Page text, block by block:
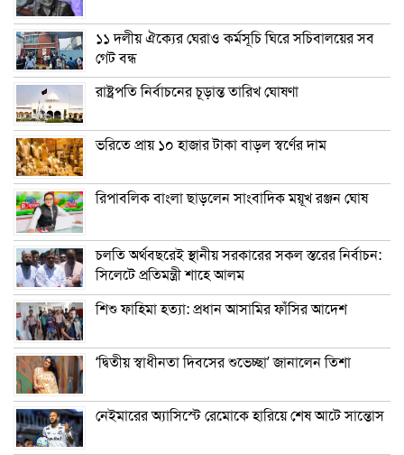
১১ দলীয় ঐক্যের ঘেরাও কর্মসূচি ঘিরে সচিবালয়ের সব
গেট বন্ধ
রাষ্ট্রপতি নির্বাচনের চূড়ান্ত তারিখ ঘোষণা
ভরিতে প্রায় ১০ হাজার টাকা বাড়ল স্বর্ণের দাম
রিপাবলিক বাংলা ছাড়লেন সাংবাদিক ময়ূখ রঞ্জন ঘোষ
চলতি অর্থবছরেই স্থানীয় সরকারের সকল স্তরের নির্বাচন:
সিলেটে প্রতিমন্ত্রী শাহে আলম
শিশু ফাহিমা হত্যা: প্রধান আসামির ফাঁসির আদেশ
‘দ্বিতীয় স্বাধীনতা দিবসের শুভেচ্ছা’ জানালেন তিশা
নেইমারের অ্যাসিস্টে রেমোকে হারিয়ে শেষ আটে সান্তোস